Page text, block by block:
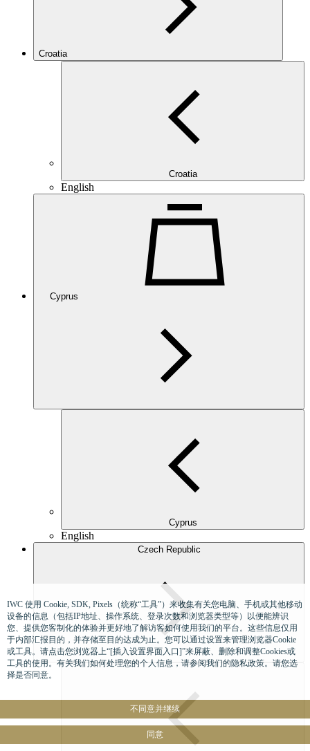
Croatia
Croatia
English
Cyprus
Cyprus
English
Czech Republic
IWC 使用 Cookie, SDK, Pixels（统称“工具”）来收集有关您电脑、手机或其他移动
设备的信息（包括IP地址、操作系统、登录次数和浏览器类型等）以便能辨识
您、提供您客制化的体验并更好地了解访客如何使用我们的平台。这些信息仅用
于内部汇报目的，并存储至目的达成为止。您可以通过设置来管理浏览器Cookie
或工具。请点击您浏览器上“[插入设置界面入口]”来屏蔽、删除和调整Cookies或
工具的使用。有关我们如何处理您的个人信息，请参阅我们的隐私政策。请您选
择是否同意。
不同意并继续
同意